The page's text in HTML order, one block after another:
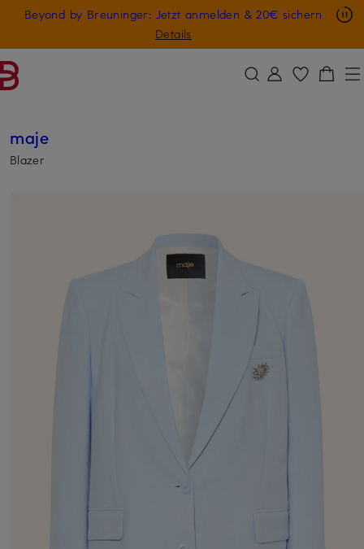
ZUM HAUPTINHALT ÜBERSPRINGEN
Beyond by Breuninger: Jetzt anmelden & 20€ sichern
Details
Nur in der App: -10 € auf digitale Geschenkkarten
GESCHENK20
maje
Blazer